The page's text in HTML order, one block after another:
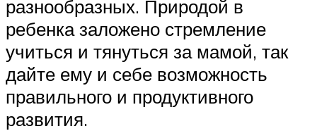
разнообразных. Природой в
ребенка заложено стремление
учиться и тянуться за мамой, так
дайте ему и себе возможность
правильного и продуктивного
развития.